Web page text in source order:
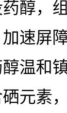
醇，
速屏
温和
元素